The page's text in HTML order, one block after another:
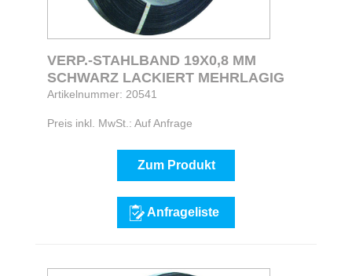
VERP.-STAHLBAND 19X0,8 MM
SCHWARZ LACKIERT MEHRLAGIG
Artikelnummer: 20541
Preis inkl. MwSt.: Auf Anfrage
Zum Produkt
Anfrageliste